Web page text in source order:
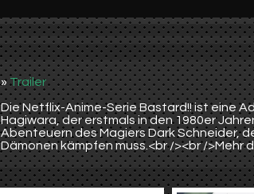
»Trailer
Die Netflix-Anime-Serie Bastard!! ist eine
Hagiwara, der erstmals in den 1980er
Abenteuern des Magiers Dark Schneider,
Dämonen kämpfen muss.<br /><br /